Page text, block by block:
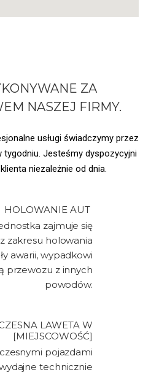
ZA
NASZEJ FIRMY.
usługi świadczymy przez
tygodniu. Jesteśmy dyspozycyjni
niezależnie od dnia.
HOLOWANIE AUT ​
zajmuje się
zakresu holowania
awarii, wypadkowi
przewozu z innych
powodów.
LAWETA W
[MIEJSCOWOŚĆ]
pojazdami
technicznie